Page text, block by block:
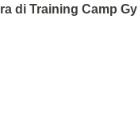
di Training Camp